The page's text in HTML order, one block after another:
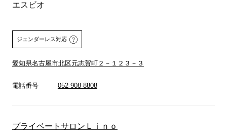
エスビオ
ジェンダーレス対応
愛知県名古屋市北区元志賀町２－１２３－３
電話番号 052-908-8808
プライベートサロンＬｉｎｏ